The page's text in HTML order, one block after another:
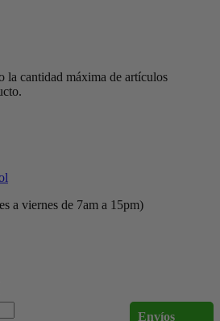
la cantidad máxima de artículos
a viernes de 7am a 15pm)
Envíos